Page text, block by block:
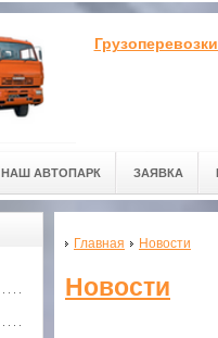
НАШ АВТОПАРК ЗАЯВКА
Главная Новости
Новости